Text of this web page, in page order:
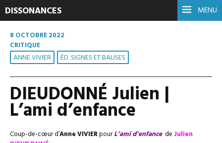
MENU
DISSONANCES
8 OCTOBRE 2022
CRITIQUE
ANNE VIVIER ÉD. SIGNES ET BALISES
DIEUDONNÉ Julien |
L’ami d’enfance
Coup-de-cœur d’Anne VIVIERpourL’ami d’enfance de Julien